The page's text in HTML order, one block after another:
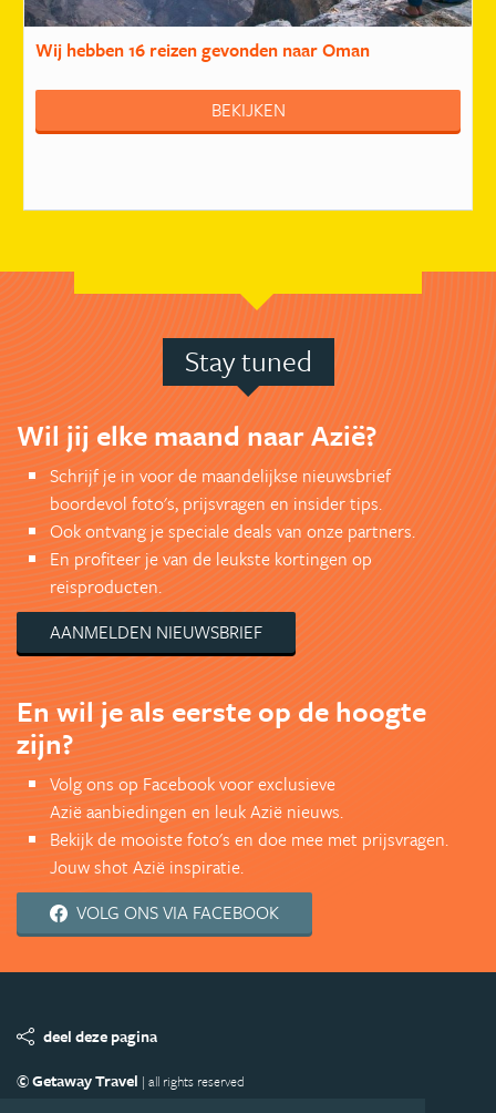
Wij hebben16 reizengevonden naar Oman
BEKIJKEN
Stay tuned
Wil jij elke maand naar Azië?
Schrijf je in voor de maandelijkse nieuwsbrief
boordevol foto's, prijsvragen en insider tips.
Ook ontvang je speciale deals van onze partners.
En profiteer je van de leukste kortingen op
reisproducten.
AANMELDEN NIEUWSBRIEF
En wil je als eerste op de hoogte
zijn?
Volg ons op Facebook voor exclusieve
Azië aanbiedingen en leuk Azië nieuws.
Bekijk de mooiste foto's en doe mee met prijsvragen.
Jouw shot Azië inspiratie.
VOLG ONS VIA FACEBOOK
deel deze pagina
© Getaway Travel | all rights reserved